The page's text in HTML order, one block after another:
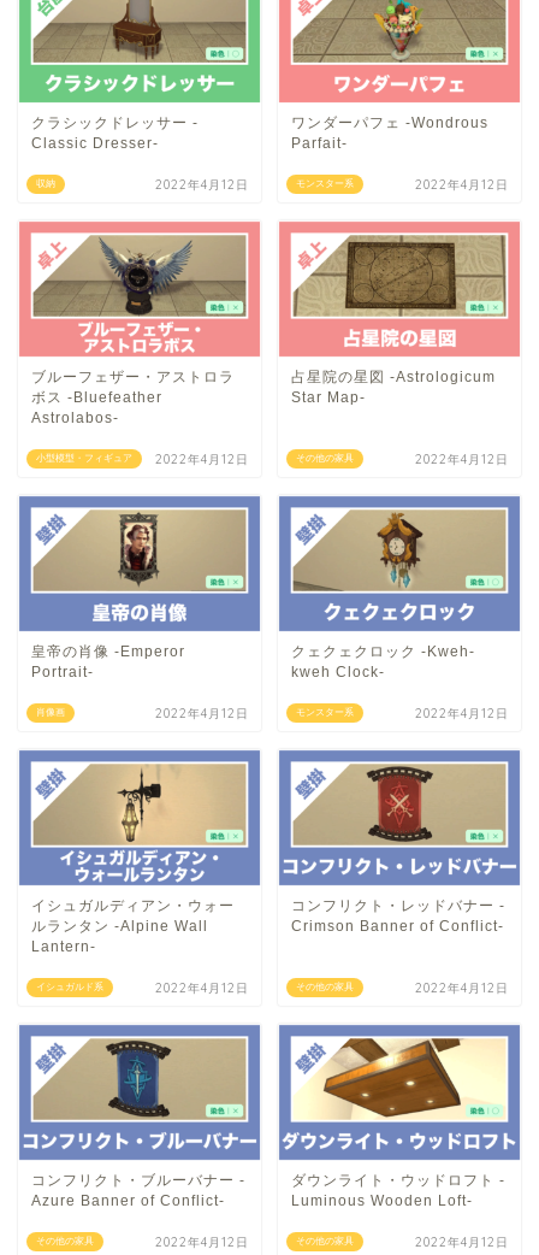
収納
クラシックドレッサー -
Classic Dresser-
2022年4月12日 モンスター系
ワンダーパフェ -Wondrous
Parfait-
2022年4月12日
小型模型・フィギュア
ブルーフェザー・アストロラ
ボス -Bluefeather
Astrolabos-
2022年4月12日 その他の家具
占星院の星図 -Astrologicum
Star Map-
2022年4月12日
肖像画
皇帝の肖像 -Emperor
Portrait-
2022年4月12日 モンスター系
クェクェクロック -Kweh-
kweh Clock-
2022年4月12日
イシュガルド系
イシュガルディアン・ウォー
ルランタン -Alpine Wall
Lantern-
2022年4月12日 その他の家具
コンフリクト・レッドバナー -
Crimson Banner of Conflict-
2022年4月12日
その他の家具
コンフリクト・ブルーバナー -
Azure Banner of Conflict-
2022年4月12日 その他の家具
ダウンライト・ウッドロフト -
Luminous Wooden Loft-
2022年4月12日